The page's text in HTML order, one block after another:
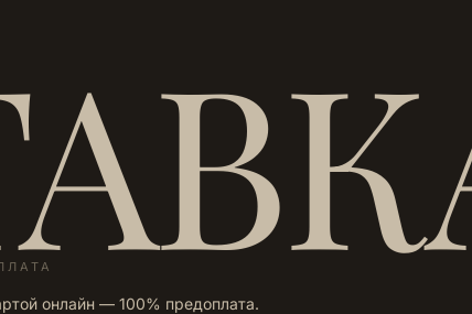
онлайн — 100% предоплата.